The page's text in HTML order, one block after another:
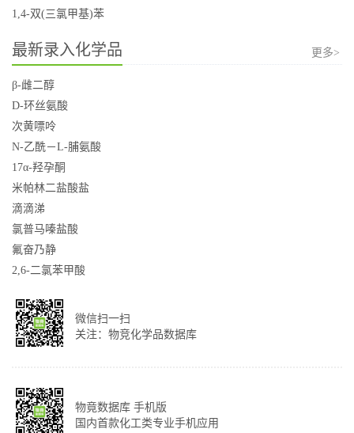
1,4-双(三氯甲基)苯
最新录入化学品 更多>
β-雌二醇
D-环丝氨酸
次黄嘌呤
N-乙酰－L-脯氨酸
17α-羟孕酮
米帕林二盐酸盐
滴滴涕
氯普马嗪盐酸
氟奋乃静
2,6-二氯苯甲酸
微信扫一扫
关注：物竞化学品数据库
物竟数据库 手机版
国内首款化工类专业手机应用